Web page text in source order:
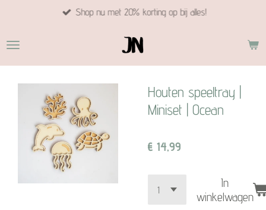
naar
hoofdinhoud
Shop nu met 20% korting op bij alles!
Houten speeltray |
Miniset | Ocean
€ 14,99
In
winkelwagen